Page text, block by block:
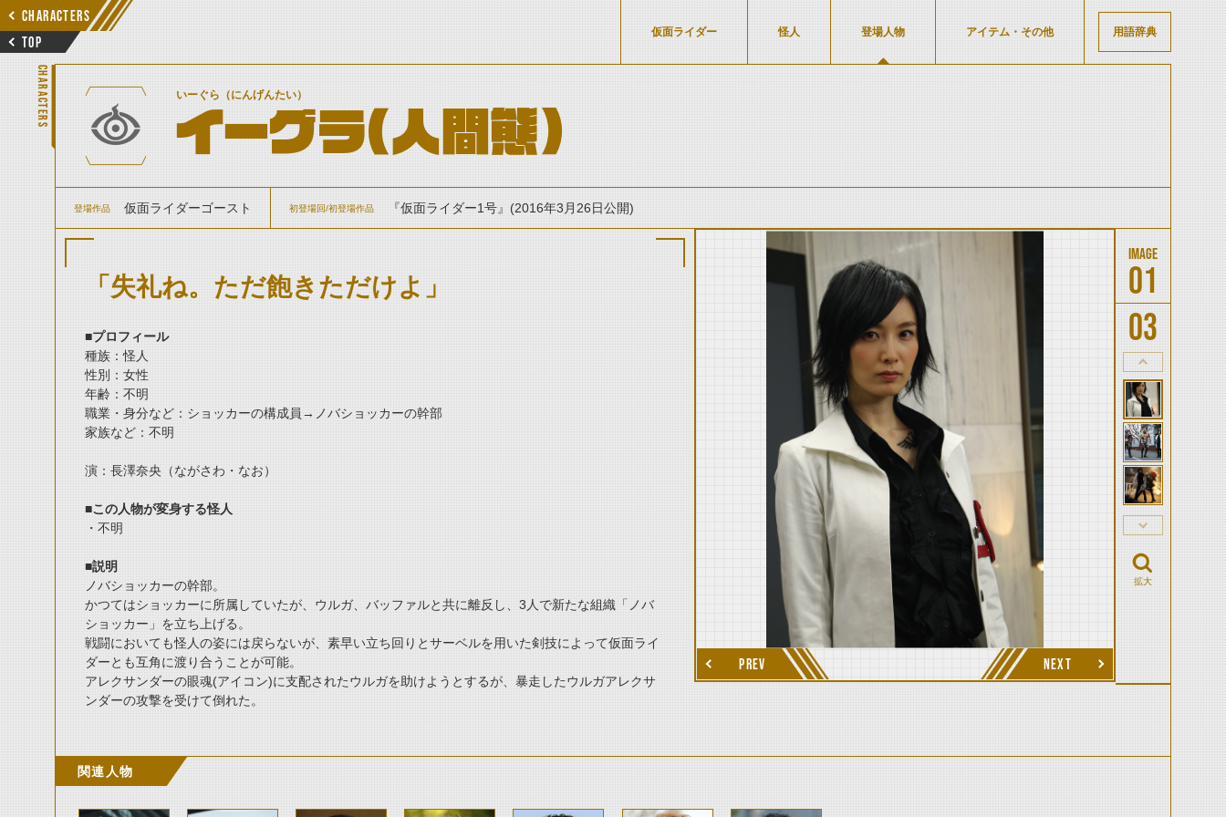
CHARACTERS
TOP
仮面ライダー 怪人 登場人物 アイテム・その他 用語辞典
CHARACTERS いーぐら（にんげんたい）
イーグラ(人間態)
登場作品 仮面ライダーゴースト 初登場回/初登場作品 『仮面ライダー1号』(2016年3月26日公開)
「失礼ね。ただ飽きただけよ」
■プロフィール
種族：怪人
性別：女性
年齢：不明
職業・身分など：ショッカーの構成員→ノバショッカーの幹部
家族など：不明
演：長澤奈央（ながさわ・なお）
■この人物が変身する怪人
・不明
■説明
ノバショッカーの幹部。
かつてはショッカーに所属していたが、ウルガ、バッファルと共に離反し、3人で新たな組織「ノバ
ショッカー」を立ち上げる。
戦闘においても怪人の姿には戻らないが、素早い立ち回りとサーベルを用いた剣技によって仮面ライ
ダーとも互角に渡り合うことが可能。
アレクサンダーの眼魂(アイコン)に支配されたウルガを助けようとするが、暴走したウルガアレクサ
ンダーの攻撃を受けて倒れた。
PREV NEXT
01
03
拡大
関連人物